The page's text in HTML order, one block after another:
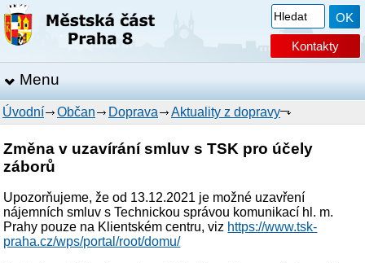
Kontakty
Menu
Úvodní Občan Doprava Aktuality z dopravy
Změna v uzavírání smluv s TSK pro účely
záborů
Upozorňujeme, že od 13.12.2021 je možné uzavření
nájemních smluv s Technickou správou komunikací hl. m.
Prahy pouze na Klientském centru, viz https://www.tsk-
praha.cz/wps/portal/root/domu/